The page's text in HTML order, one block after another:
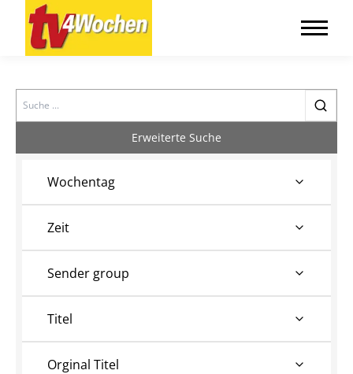
Search
Erweiterte Suche
Wochentag
Zeit
Sender group
Titel
Orginal Titel